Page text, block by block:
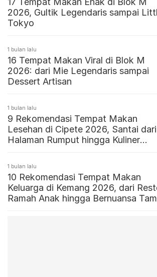
2026, Gultik Legendaris sampai
Tokyo
1 bulan lalu
16 Tempat Makan Viral di Blok M
2026: dari Mie Legendaris sampai
Dessert Artisan
1 bulan lalu
9 Rekomendasi Tempat Makan
Lesehan di Cipete 2026, Santai dari
Halaman Rumput hingga Kuliner
1 bulan lalu
10 Rekomendasi Tempat Makan
Keluarga di Kemang 2026, dari
Ramah Anak hingga Bernuansa